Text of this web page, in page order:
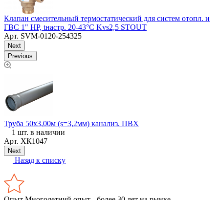
Клапан смесительный термостатический для систем отопл. и
ГВС 1" НР, tнастр. 20-43°С Kvs2,5 STOUT
Арт. SVM-0120-254325
Next
Previous
Труба 50х3,00м (s=3,2мм) канализ. ПВХ
1 шт. в наличии
Арт. ХК1047
Next
Назад к списку